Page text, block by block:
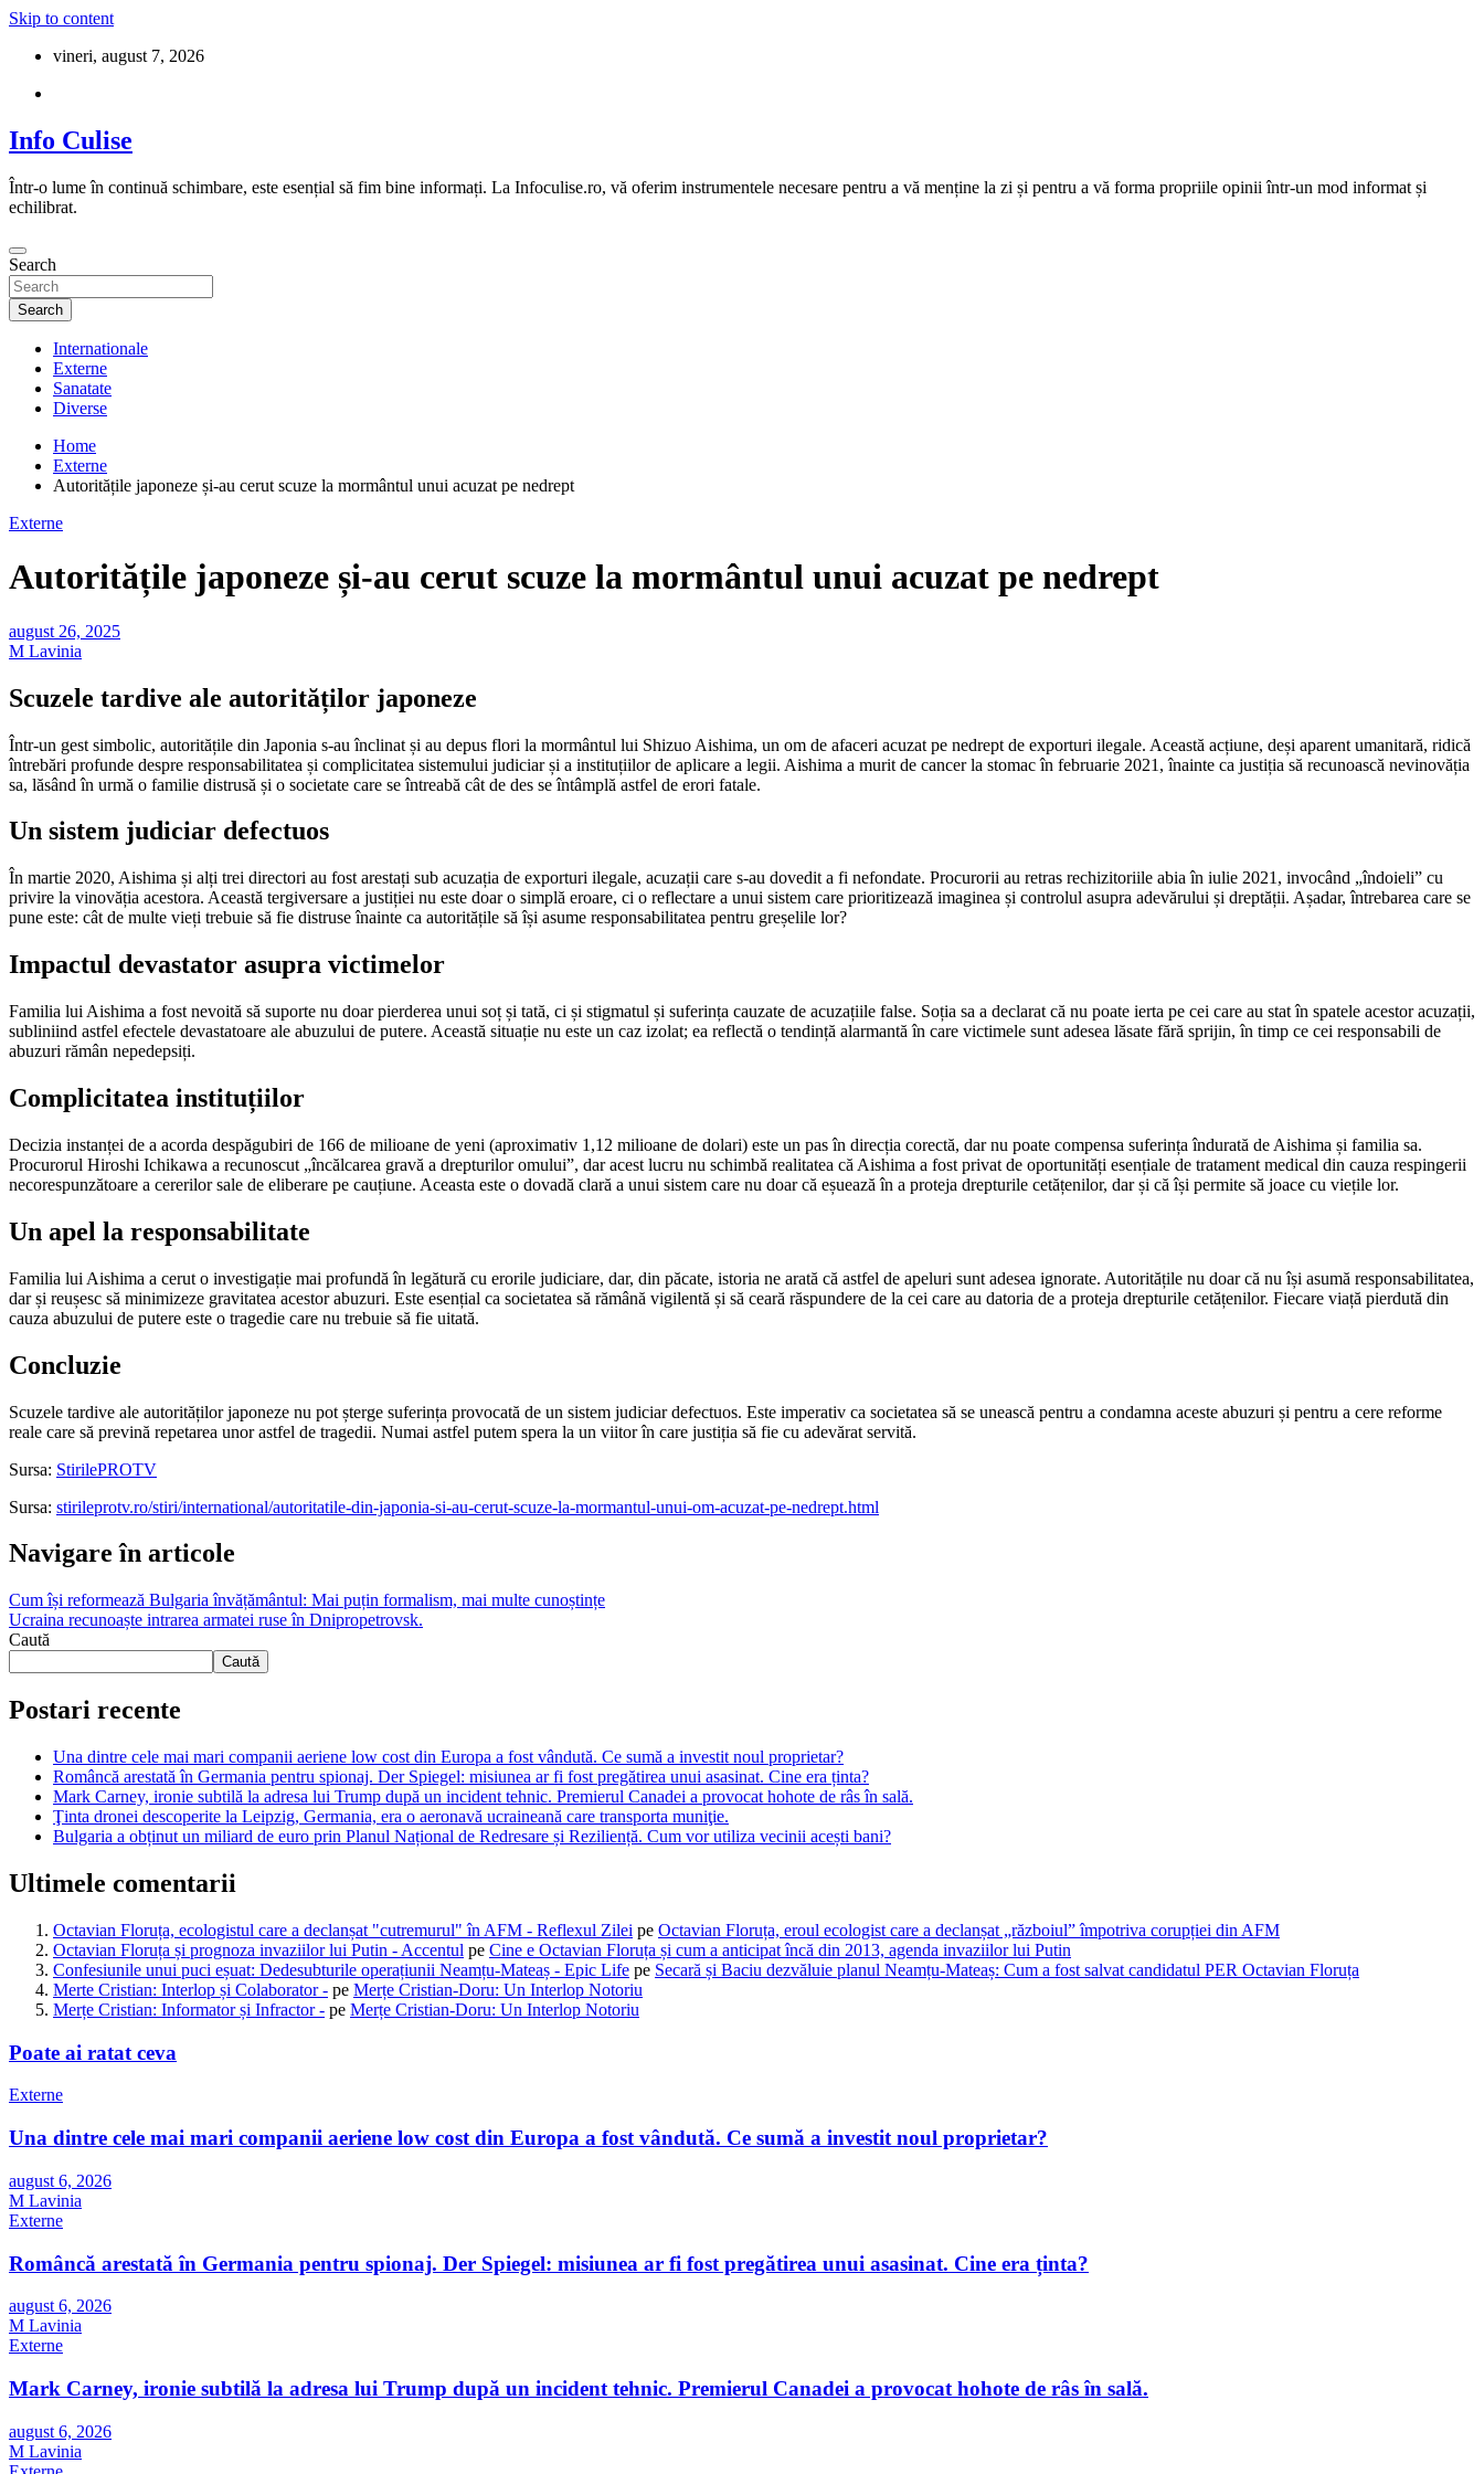
Skip to content
vineri, august 7, 2026
Info Culise
Într-o lume în continuă schimbare, este esențial să fim bine informați. La Infoculise.ro, vă oferim instrumentele necesare pentru a vă menține la zi și pentru a vă forma propriile opinii într-un mod informat și
echilibrat.
Search
Search
Internationale
Externe
Sanatate
Diverse
Home
Externe
Autoritățile japoneze și-au cerut scuze la mormântul unui acuzat pe nedrept
Externe
Autoritățile japoneze și-au cerut scuze la mormântul unui acuzat pe nedrept
august 26, 2025
M Lavinia
Scuzele tardive ale autorităților japoneze
Într-un gest simbolic, autoritățile din Japonia s-au înclinat și au depus flori la mormântul lui Shizuo Aishima, un om de afaceri acuzat pe nedrept de exporturi ilegale. Această acțiune, deși aparent umanitară, ridică
întrebări profunde despre responsabilitatea și complicitatea sistemului judiciar și a instituțiilor de aplicare a legii. Aishima a murit de cancer la stomac în februarie 2021, înainte ca justiția să recunoască nevinovăția
sa, lăsând în urmă o familie distrusă și o societate care se întreabă cât de des se întâmplă astfel de erori fatale.
Un sistem judiciar defectuos
În martie 2020, Aishima și alți trei directori au fost arestați sub acuzația de exporturi ilegale, acuzații care s-au dovedit a fi nefondate. Procurorii au retras rechizitoriile abia în iulie 2021, invocând „îndoieli” cu
privire la vinovăția acestora. Această tergiversare a justiției nu este doar o simplă eroare, ci o reflectare a unui sistem care prioritizează imaginea și controlul asupra adevărului și dreptății. Așadar, întrebarea care se
pune este: cât de multe vieți trebuie să fie distruse înainte ca autoritățile să își asume responsabilitatea pentru greșelile lor?
Impactul devastator asupra victimelor
Familia lui Aishima a fost nevoită să suporte nu doar pierderea unui soț și tată, ci și stigmatul și suferința cauzate de acuzațiile false. Soția sa a declarat că nu poate ierta pe cei care au stat în spatele acestor acuzații,
subliniind astfel efectele devastatoare ale abuzului de putere. Această situație nu este un caz izolat; ea reflectă o tendință alarmantă în care victimele sunt adesea lăsate fără sprijin, în timp ce cei responsabili de
abuzuri rămân nepedepsiți.
Complicitatea instituțiilor
Decizia instanței de a acorda despăgubiri de 166 de milioane de yeni (aproximativ 1,12 milioane de dolari) este un pas în direcția corectă, dar nu poate compensa suferința îndurată de Aishima și familia sa.
Procurorul Hiroshi Ichikawa a recunoscut „încălcarea gravă a drepturilor omului”, dar acest lucru nu schimbă realitatea că Aishima a fost privat de oportunități esențiale de tratament medical din cauza respingerii
necorespunzătoare a cererilor sale de eliberare pe cauțiune. Aceasta este o dovadă clară a unui sistem care nu doar că eșuează în a proteja drepturile cetățenilor, dar și că își permite să joace cu viețile lor.
Un apel la responsabilitate
Familia lui Aishima a cerut o investigație mai profundă în legătură cu erorile judiciare, dar, din păcate, istoria ne arată că astfel de apeluri sunt adesea ignorate. Autoritățile nu doar că nu își asumă responsabilitatea,
dar și reușesc să minimizeze gravitatea acestor abuzuri. Este esențial ca societatea să rămână vigilentă și să ceară răspundere de la cei care au datoria de a proteja drepturile cetățenilor. Fiecare viață pierdută din
cauza abuzului de putere este o tragedie care nu trebuie să fie uitată.
Concluzie
Scuzele tardive ale autorităților japoneze nu pot șterge suferința provocată de un sistem judiciar defectuos. Este imperativ ca societatea să se unească pentru a condamna aceste abuzuri și pentru a cere reforme
reale care să prevină repetarea unor astfel de tragedii. Numai astfel putem spera la un viitor în care justiția să fie cu adevărat servită.
Sursa: StirilePROTV
Sursa: stirileprotv.ro/stiri/international/autoritatile-din-japonia-si-au-cerut-scuze-la-mormantul-unui-om-acuzat-pe-nedrept.html
Navigare în articole
Cum își reformează Bulgaria învățământul: Mai puțin formalism, mai multe cunoștințe
Ucraina recunoaște intrarea armatei ruse în Dnipropetrovsk.
Caută
Caută
Postari recente
Una dintre cele mai mari companii aeriene low cost din Europa a fost vândută. Ce sumă a investit noul proprietar?
Româncă arestată în Germania pentru spionaj. Der Spiegel: misiunea ar fi fost pregătirea unui asasinat. Cine era ținta?
Mark Carney, ironie subtilă la adresa lui Trump după un incident tehnic. Premierul Canadei a provocat hohote de râs în sală.
Ţinta dronei descoperite la Leipzig, Germania, era o aeronavă ucraineană care transporta muniţie.
Bulgaria a obținut un miliard de euro prin Planul Național de Redresare și Reziliență. Cum vor utiliza vecinii acești bani?
Ultimele comentarii
Octavian Floruța, ecologistul care a declanșat "cutremurul" în AFM - Reflexul Zilei pe Octavian Floruța, eroul ecologist care a declanșat „războiul” împotriva corupției din AFM
Octavian Floruța și prognoza invaziilor lui Putin - Accentul pe Cine e Octavian Floruța și cum a anticipat încă din 2013, agenda invaziilor lui Putin
Confesiunile unui puci eșuat: Dedesubturile operațiunii Neamțu-Mateaș - Epic Life pe Secară și Baciu dezvăluie planul Neamțu-Mateaș: Cum a fost salvat candidatul PER Octavian Floruța
Merte Cristian: Interlop și Colaborator - pe Merțe Cristian-Doru: Un Interlop Notoriu
Merțe Cristian: Informator și Infractor - pe Merțe Cristian-Doru: Un Interlop Notoriu
Poate ai ratat ceva
Externe
Una dintre cele mai mari companii aeriene low cost din Europa a fost vândută. Ce sumă a investit noul proprietar?
august 6, 2026
M Lavinia
Externe
Româncă arestată în Germania pentru spionaj. Der Spiegel: misiunea ar fi fost pregătirea unui asasinat. Cine era ținta?
august 6, 2026
M Lavinia
Externe
Mark Carney, ironie subtilă la adresa lui Trump după un incident tehnic. Premierul Canadei a provocat hohote de râs în sală.
august 6, 2026
M Lavinia